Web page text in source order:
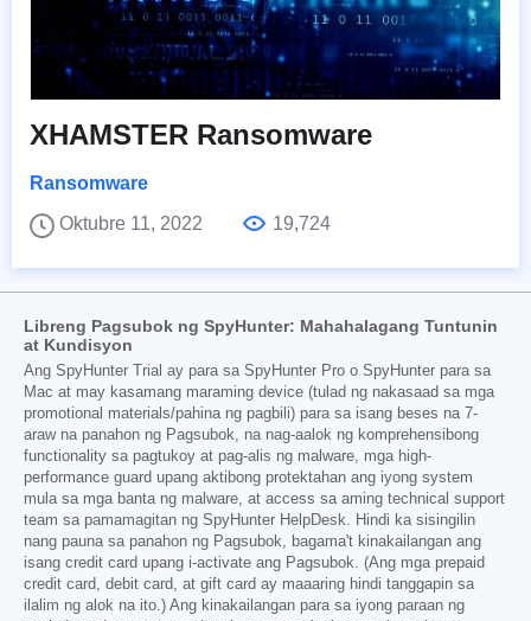
XHAMSTER Ransomware
Ransomware
Oktubre 11, 2022
19,724
Libreng Pagsubok ng SpyHunter: Mahahalagang Tuntunin
at Kundisyon
Ang SpyHunter Trial ay para sa SpyHunter Pro o SpyHunter para sa
Mac at may kasamang maraming device (tulad ng nakasaad sa mga
promotional materials/pahina ng pagbili) para sa isang beses na 7-
araw na panahon ng Pagsubok, na nag-aalok ng komprehensibong
functionality sa pagtukoy at pag-alis ng malware, mga high-
performance guard upang aktibong protektahan ang iyong system
mula sa mga banta ng malware, at access sa aming technical support
team sa pamamagitan ng SpyHunter HelpDesk. Hindi ka sisingilin
nang pauna sa panahon ng Pagsubok, bagama't kinakailangan ang
isang credit card upang i-activate ang Pagsubok. (Ang mga prepaid
credit card, debit card, at gift card ay maaaring hindi tanggapin sa
ilalim ng alok na ito.) Ang kinakailangan para sa iyong paraan ng